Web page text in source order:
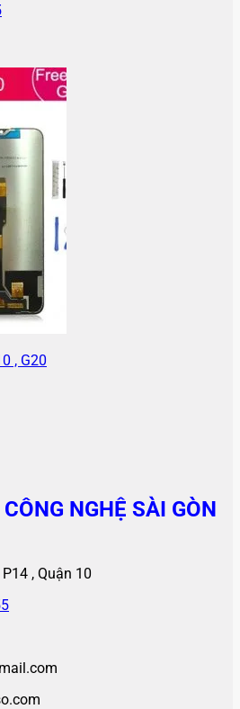
, G20
NGHỆ SÀI GÒN
, Quận 10